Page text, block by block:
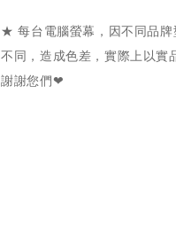
★ 每台電腦螢幕，因不同品牌
不同，造成色差，實際上以實
謝謝您們❤